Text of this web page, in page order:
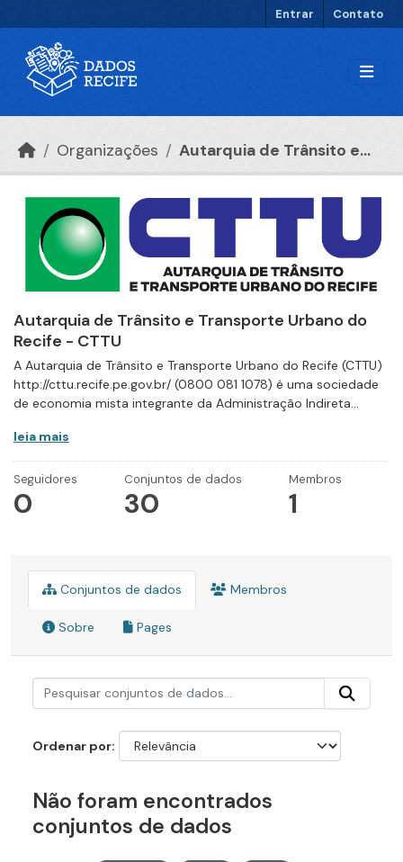
Entrar Contato
Organizações Autarquia de Trânsito e...
Autarquia de Trânsito e Transporte Urbano do
Recife - CTTU
A Autarquia de Trânsito e Transporte Urbano do Recife (CTTU)
http://cttu.recife.pe.gov.br/ (0800 081 1078) é uma sociedade
de economia mista integrante da Administração Indireta...
leia mais
Seguidores
0
Conjuntos de dados
30
Membros
1
Conjuntos de dados Membros
Sobre Pages
Ordenar por
Não foram encontrados
conjuntos de dados